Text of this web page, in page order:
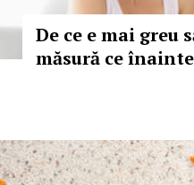
De ce e mai greu
măsură ce